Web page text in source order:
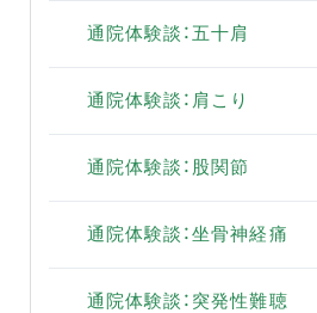
通院体験談：五十肩
通院体験談：肩こり
通院体験談：股関節
通院体験談：坐骨神経痛
通院体験談：突発性難聴